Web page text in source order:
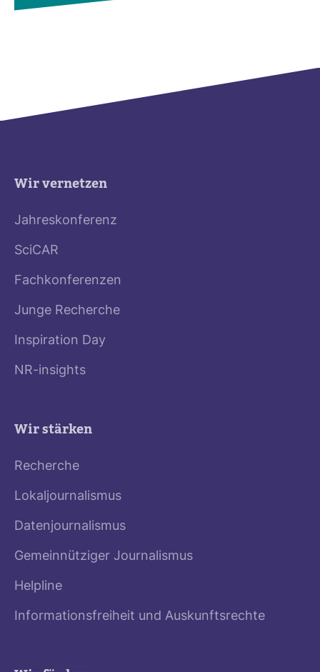
Wir vernetzen
Jahreskonferenz
SciCAR
Fachkonferenzen
Junge Recherche
Inspiration Day
NR-insights
Wir stärken
Recherche
Lokaljournalismus
Datenjournalismus
Gemeinnütziger Journalismus
Helpline
Informationsfreiheit und Auskunftsrechte